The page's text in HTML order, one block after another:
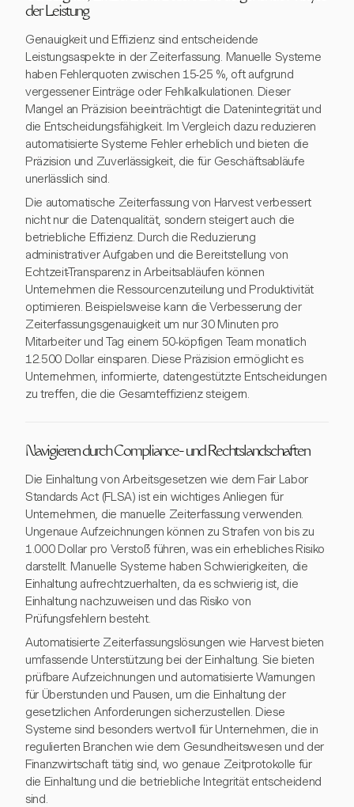
der Leistung
Genauigkeit und Effizienz sind entscheidende
Leistungsaspekte in der Zeiterfassung. Manuelle Systeme
haben Fehlerquoten zwischen 15-25 %, oft aufgrund
vergessener Einträge oder Fehlkalkulationen. Dieser
Mangel an Präzision beeinträchtigt die Datenintegrität und
die Entscheidungsfähigkeit. Im Vergleich dazu reduzieren
automatisierte Systeme Fehler erheblich und bieten die
Präzision und Zuverlässigkeit, die für Geschäftsabläufe
unerlässlich sind.
Die automatische Zeiterfassung von Harvest verbessert
nicht nur die Datenqualität, sondern steigert auch die
betriebliche Effizienz. Durch die Reduzierung
administrativer Aufgaben und die Bereitstellung von
Echtzeit-Transparenz in Arbeitsabläufen können
Unternehmen die Ressourcenzuteilung und Produktivität
optimieren. Beispielsweise kann die Verbesserung der
Zeiterfassungsgenauigkeit um nur 30 Minuten pro
Mitarbeiter und Tag einem 50-köpfigen Team monatlich
12.500 Dollar einsparen. Diese Präzision ermöglicht es
Unternehmen, informierte, datengestützte Entscheidungen
zu treffen, die die Gesamteffizienz steigern.
Navigieren durch Compliance- und Rechtslandschaften
Die Einhaltung von Arbeitsgesetzen wie dem Fair Labor
Standards Act (FLSA) ist ein wichtiges Anliegen für
Unternehmen, die manuelle Zeiterfassung verwenden.
Ungenaue Aufzeichnungen können zu Strafen von bis zu
1.000 Dollar pro Verstoß führen, was ein erhebliches Risiko
darstellt. Manuelle Systeme haben Schwierigkeiten, die
Einhaltung aufrechtzuerhalten, da es schwierig ist, die
Einhaltung nachzuweisen und das Risiko von
Prüfungsfehlern besteht.
Automatisierte Zeiterfassungslösungen wie Harvest bieten
umfassende Unterstützung bei der Einhaltung. Sie bieten
prüfbare Aufzeichnungen und automatisierte Warnungen
für Überstunden und Pausen, um die Einhaltung der
gesetzlichen Anforderungen sicherzustellen. Diese
Systeme sind besonders wertvoll für Unternehmen, die in
regulierten Branchen wie dem Gesundheitswesen und der
Finanzwirtschaft tätig sind, wo genaue Zeitprotokolle für
die Einhaltung und die betriebliche Integrität entscheidend
sind.